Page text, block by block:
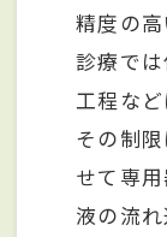
精度の
診療で
工程な
その制
せて専
液の流